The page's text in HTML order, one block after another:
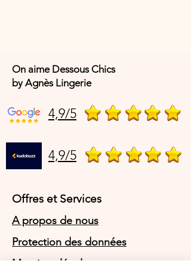
On aime Dessous Chics
by Agnès Lingerie
4,9/5
4,9/5
Offres et Services
A propos de nous
Protection des données
Mentions légales